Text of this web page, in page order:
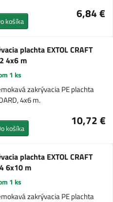
6,84 €
košíka
plachta EXTOL CRAFT
4x6 m
1 ks
zakrývacia PE plachta
4x6 m.
10,72 €
košíka
plachta EXTOL CRAFT
6x10 m
1 ks
zakrývacia PE plachta